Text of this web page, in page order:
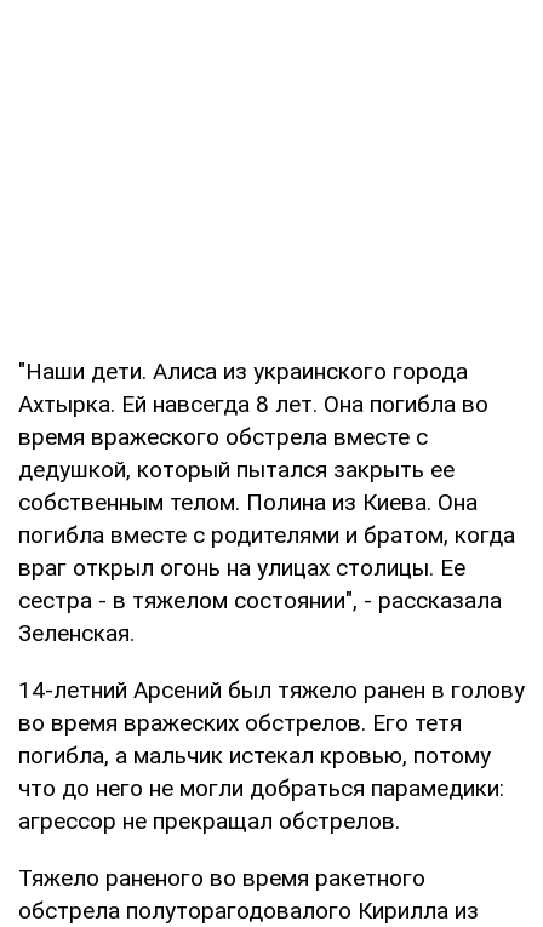
"Наши дети. Алиса из украинского города
Ахтырка. Ей навсегда 8 лет. Она погибла во
время вражеского обстрела вместе с
дедушкой, который пытался закрыть ее
собственным телом. Полина из Киева. Она
погибла вместе с родителями и братом, когда
враг открыл огонь на улицах столицы. Ее
сестра - в тяжелом состоянии", - рассказала
Зеленская.
14-летний Арсений был тяжело ранен в голову
во время вражеских обстрелов. Его тетя
погибла, а мальчик истекал кровью, потому
что до него не могли добраться парамедики:
агрессор не прекращал обстрелов.
Тяжело раненого во время ракетного
обстрела полуторагодовалого Кирилла из